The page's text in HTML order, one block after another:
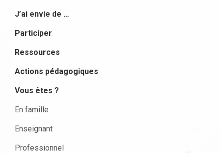
J’ai envie de …
Participer
Ressources
Actions pédagogiques
Vous êtes ?
En famille
Enseignant
Professionnel